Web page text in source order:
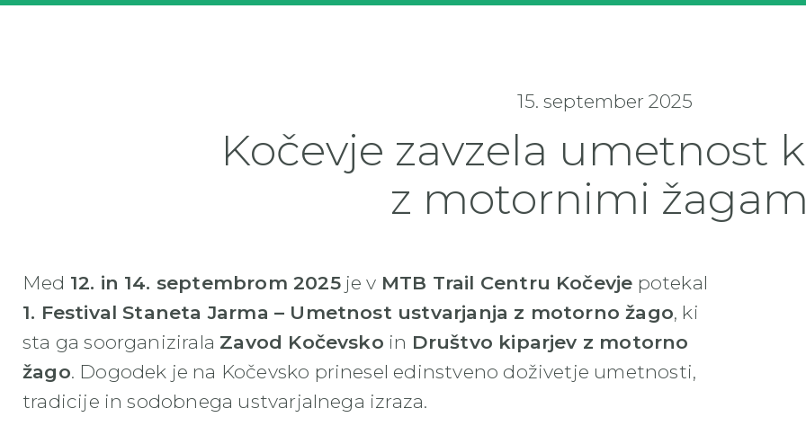
15. september 2025
Kočevje zavzela umetnost
z motornimi
Med 12. in 14. septembrom 2025je v MTB Trail Centru Kočevje potekal
1. Festival Staneta Jarma – Umetnost ustvarjanja z motorno žago, ki
sta ga soorganizirala Zavod Kočevsko in Društvo kiparjev z motorno
žago. Dogodek je na Kočevsko prinesel edinstveno doživetje umetnosti,
tradicije in sodobnega ustvarjalnega izraza.